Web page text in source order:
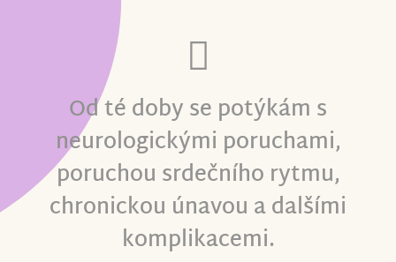
Od té doby se potýkám s
neurologickými poruchami,
poruchou srdečního rytmu,
chronickou únavou a dalšími
komplikacemi.